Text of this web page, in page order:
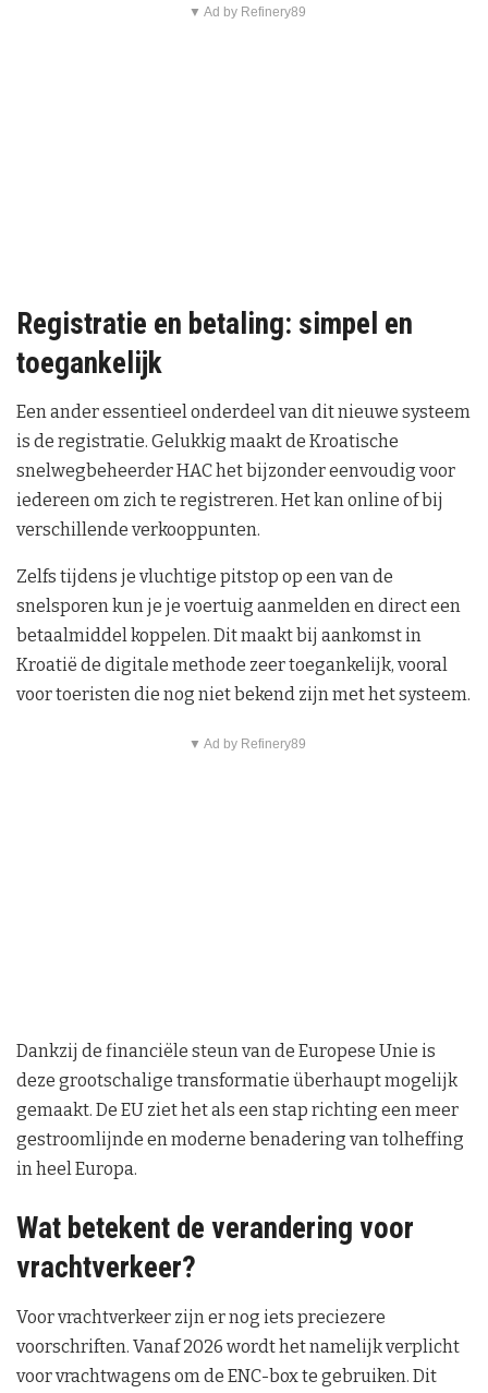
▼ Ad by Refinery89
Registratie en betaling: simpel en
toegankelijk
Een ander essentieel onderdeel van dit nieuwe systeem
is de registratie. Gelukkig maakt de Kroatische
snelwegbeheerder HAC het bijzonder eenvoudig voor
iedereen om zich te registreren. Het kan online of bij
verschillende verkooppunten.
Zelfs tijdens je vluchtige pitstop op een van de
snelsporen kun je je voertuig aanmelden en direct een
betaalmiddel koppelen. Dit maakt bij aankomst in
Kroatië de digitale methode zeer toegankelijk, vooral
voor toeristen die nog niet bekend zijn met het systeem.
▼ Ad by Refinery89
Dankzij de financiële steun van de Europese Unie is
deze grootschalige transformatie überhaupt mogelijk
gemaakt. De EU ziet het als een stap richting een meer
gestroomlijnde en moderne benadering van tolheffing
in heel Europa.
Wat betekent de verandering voor
vrachtverkeer?
Voor vrachtverkeer zijn er nog iets preciezere
voorschriften. Vanaf 2026 wordt het namelijk verplicht
voor vrachtwagens om de ENC-box te gebruiken. Dit